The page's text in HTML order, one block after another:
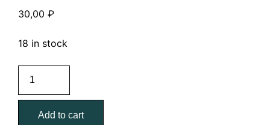
30,00₽
18 in stock
маленькие
для
плиткиAdd to cart